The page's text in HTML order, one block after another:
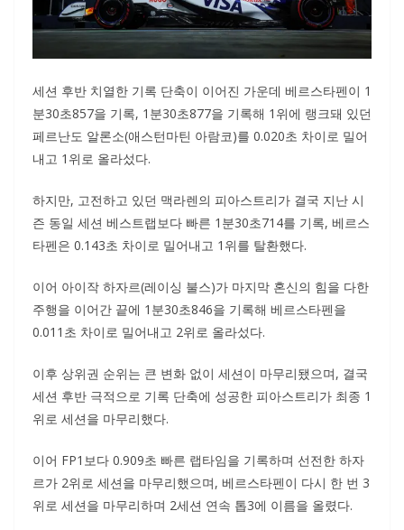
세션 후반 치열한 기록 단축이 이어진 가운데 베르스타펜이 1
분30초857을 기록, 1분30초877을 기록해 1위에 랭크돼 있던
페르난도 알론소(애스턴마틴 아람코)를 0.020초 차이로 밀어
내고 1위로 올라섰다.
하지만, 고전하고 있던 맥라렌의 피아스트리가 결국 지난 시
즌 동일 세션 베스트랩보다 빠른 1분30초714를 기록, 베르스
타펜은 0.143초 차이로 밀어내고 1위를 탈환했다.
이어 아이작 하자르(레이싱 불스)가 마지막 혼신의 힘을 다한
주행을 이어간 끝에 1분30초846을 기록해 베르스타펜을
0.011초 차이로 밀어내고 2위로 올라섰다.
이후 상위권 순위는 큰 변화 없이 세션이 마무리됐으며, 결국
세션 후반 극적으로 기록 단축에 성공한 피아스트리가 최종 1
위로 세션을 마무리했다.
이어 FP1보다 0.909초 빠른 랩타임을 기록하며 선전한 하자
르가 2위로 세션을 마무리했으며, 베르스타펜이 다시 한 번 3
위로 세션을 마무리하며 2세션 연속 톱3에 이름을 올렸다.